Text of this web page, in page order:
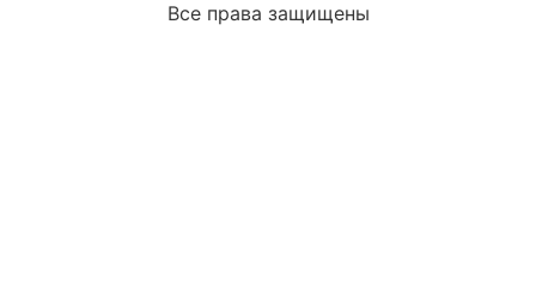
Все права защищены